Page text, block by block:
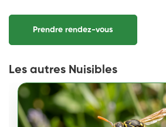
Prendre rendez-vous
Les autres Nuisibles